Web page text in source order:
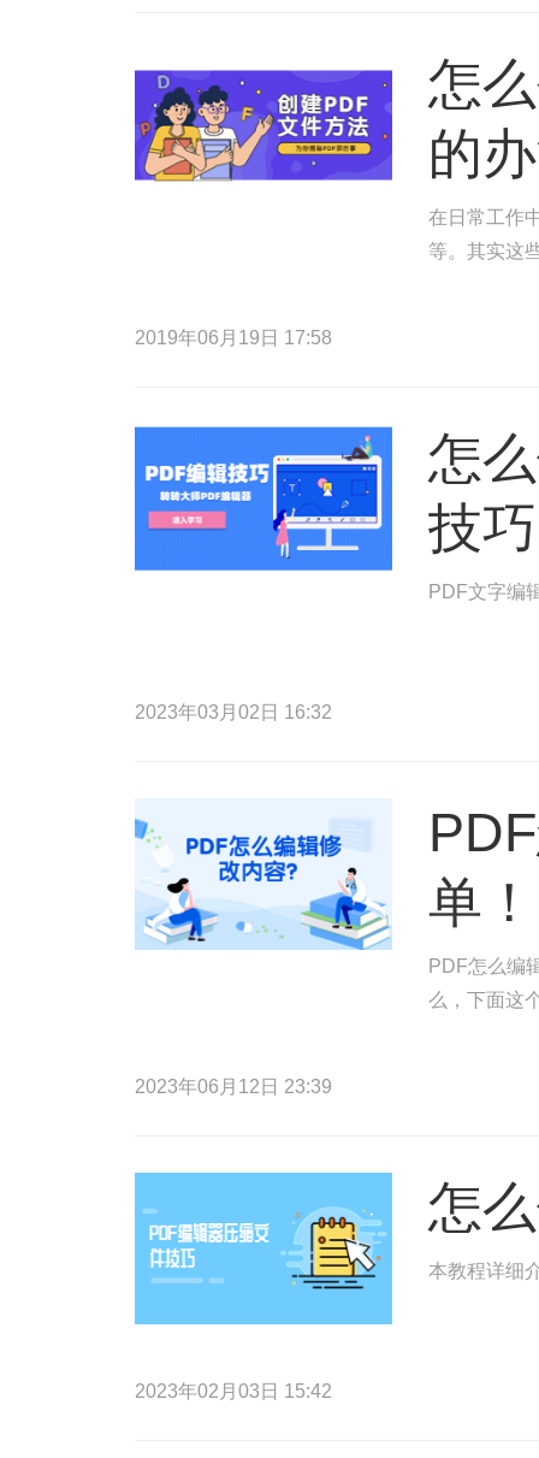
怎
的
在日常工作
等。其实这
2019年06月19日 17:58
怎
技巧
PDF文字编
2023年03月02日 16:32
单！
PDF怎么编
么，下面这
2023年06月12日 23:39
怎
本教程详细
2023年02月03日 15:42